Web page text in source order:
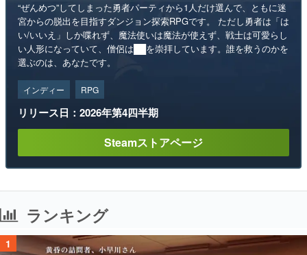
“ぜんめつ”してしまった勇者パーティから1人だけ選んで、ともに迷
宮からの脱出を目指すダンジョン探索RPGです。 ただし勇者は「は
い/いいえ」しか喋れず、魔法使いは魔法が使えず、戦士は可愛らし
い人形になっていて、僧侶は██を崇拝しています。誰を救うのかを
選ぶのは、あなたです。
インディー RPG
リリース日：2026年第4四半期
Steamストアページ
ランキング
1